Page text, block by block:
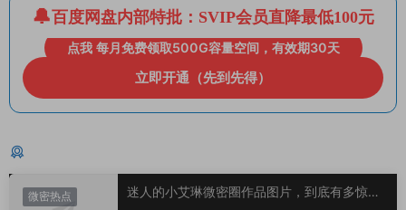
百度网盘内部特批：SVIP会员直降最低100元
点我 每月免费领取500G容量空间，有效期30天
立即开通（先到先得）
微密热点
迷人的小艾琳微密圈作品图片，到底有多惊